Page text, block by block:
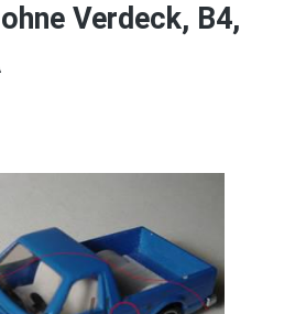
Verdeck, B4,